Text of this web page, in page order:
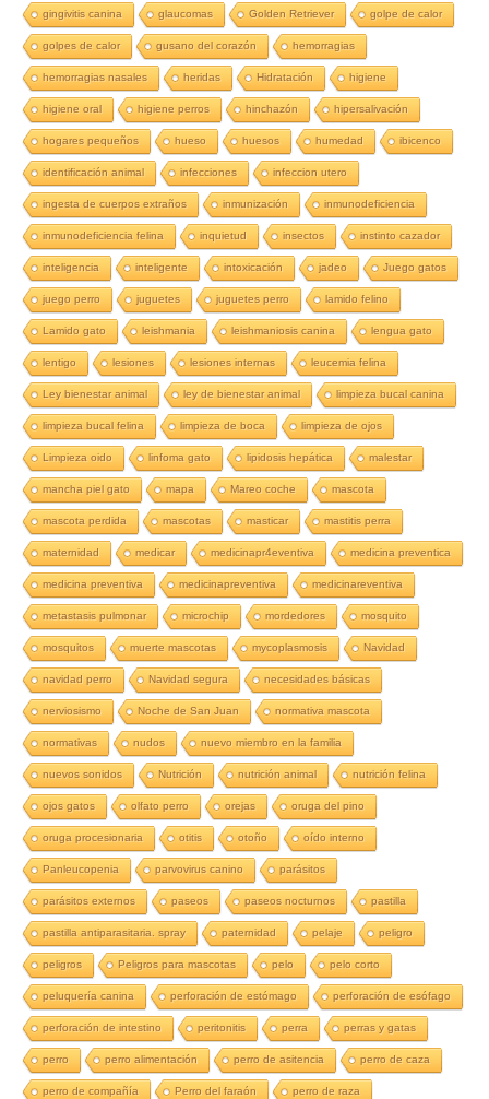
gingivitis canina glaucomas Golden Retriever golpe de calor
golpes de calor gusano del corazón hemorragias
hemorragias nasales heridas Hidratación higiene
higiene oral higiene perros hinchazón hipersalivación
hogares pequeños hueso huesos humedad ibicenco
identificación animal infecciones infeccion utero
ingesta de cuerpos extraños inmunización inmunodeficiencia
inmunodeficiencia felina inquietud insectos instinto cazador
inteligencia inteligente intoxicación jadeo Juego gatos
juego perro juguetes juguetes perro lamido felino
Lamido gato leishmania leishmaniosis canina lengua gato
lentigo lesiones lesiones internas leucemia felina
Ley bienestar animal ley de bienestar animal limpieza bucal canina
limpieza bucal felina limpieza de boca limpieza de ojos
Limpieza oido linfoma gato lipidosis hepática malestar
mancha piel gato mapa Mareo coche mascota
mascota perdida mascotas masticar mastitis perra
maternidad medicar medicinapr4eventiva medicina preventica
medicina preventiva medicinapreventiva medicinareventiva
metastasis pulmonar microchip mordedores mosquito
mosquitos muerte mascotas mycoplasmosis Navidad
navidad perro Navidad segura necesidades básicas
nerviosismo Noche de San Juan normativa mascota
normativas nudos nuevo miembro en la familia
nuevos sonidos Nutrición nutrición animal nutrición felina
ojos gatos olfato perro orejas oruga del pino
oruga procesionaria otitis otoño oído interno
Panleucopenia parvovirus canino parásitos
parásitos externos paseos paseos nocturnos pastilla
pastilla antiparasitaria. spray paternidad pelaje peligro
peligros Peligros para mascotas pelo pelo corto
peluquería canina perforación de estómago perforación de esófago
perforación de intestino peritonitis perra perras y gatas
perro perro alimentación perro de asitencia perro de caza
perro de compañía Perro del faraón perro de raza